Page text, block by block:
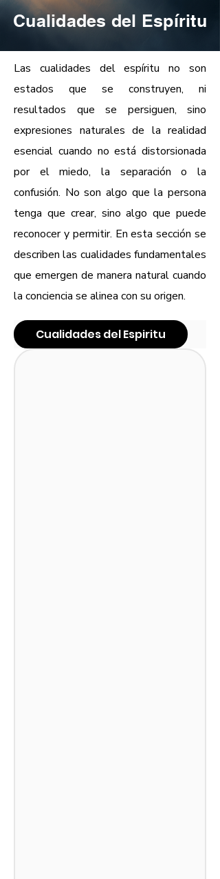
Cualidades del Espíritu
Las cualidades del espíritu no son
estados que se construyen, ni
resultados que se persiguen, sino
expresiones naturales de la realidad
esencial cuando no está distorsionada
por el miedo, la separación o la
confusión. No son algo que la persona
tenga que crear, sino algo que puede
reconocer y permitir. En esta sección se
describen las cualidades fundamentales
que emergen de manera natural cuando
la conciencia se alinea con su origen.
Cualidades del Espiritu